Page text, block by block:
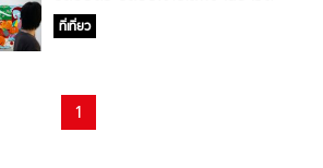
ชิคๆ ต้อนรับปี 2568 / 2025
ที่เที่ยว
1